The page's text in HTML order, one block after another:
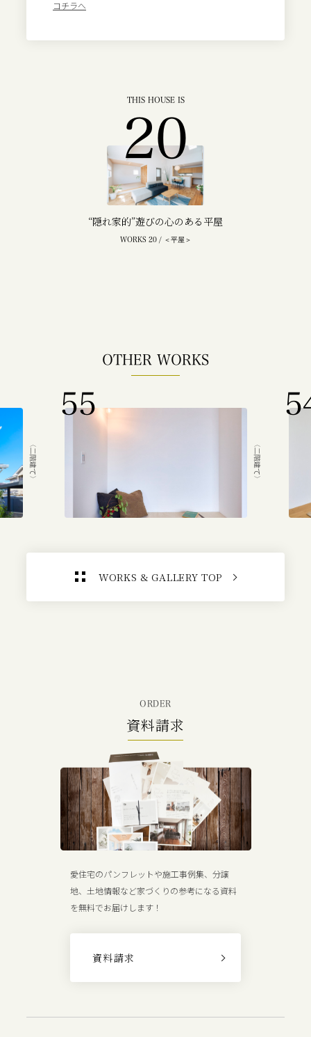
コチラへ
THIS HOUSE IS
20
“隠れ家的”遊びの心のある平屋
WORKS 20 / ＜平屋＞
OTHER WORKS
〈二階建て〉
55
〈二階建て〉
WORKS & GALLERY TOP
ORDER
資料請求
愛住宅のパンフレットや施工事例集、分譲
地、土地情報など家づくりの参考になる資料
を無料でお届けします！
資料請求